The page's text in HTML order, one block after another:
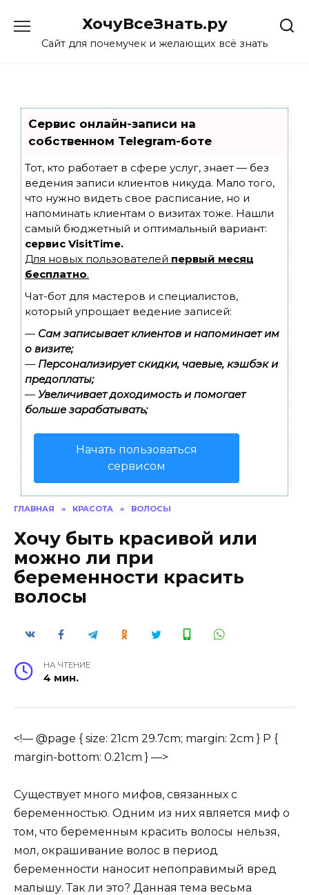
content
ХочуВсеЗнать.ру
Сайт для почемучек и желающих всё знать
Сервис онлайн-записи на
собственном Telegram-боте
Тот, кто работает в сфере услуг, знает — без
ведения записи клиентов никуда. Мало того,
что нужно видеть свое расписание, но и
напоминать клиентам о визитах тоже. Нашли
самый бюджетный и оптимальный вариант:
сервис VisitTime.
Для новых пользователей первый месяц
бесплатно.
Чат-бот для мастеров и специалистов,
который упрощает ведение записей:
— Сам записывает клиентов и напоминает им
о визите;
— Персонализирует скидки, чаевые, кэшбэк и
предоплаты;
— Увеличивает доходимость и помогает
больше зарабатывать;
Начать пользоваться
сервисом
ГЛАВНАЯ » КРАСОТА » ВОЛОСЫ
Хочу быть красивой или
можно ли при
беременности красить
волосы
НА ЧТЕНИЕ
4 мин.
<!— @page { size: 21cm 29.7cm; margin: 2cm } P {
margin-bottom: 0.21cm } —>
Существует много мифов, связанных с
беременностью. Одним из них является миф о
том, что беременным красить волосы нельзя,
мол, окрашивание волос в период
беременности наносит непоправимый вред
малышу. Так ли это? Данная тема весьма